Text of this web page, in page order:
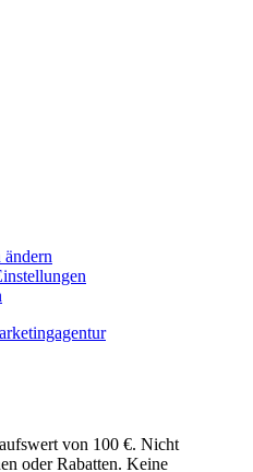
von 100 €. Nicht
oder Rabatten. Keine